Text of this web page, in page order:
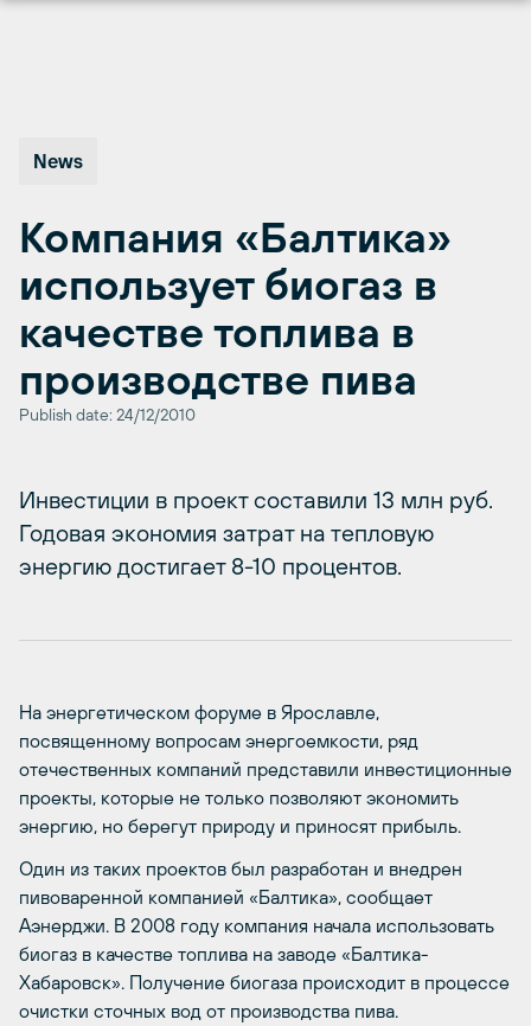
News
Компания «Балтика»
использует биогаз в
качестве топлива в
производстве пива
Publish date: 24/12/2010
Инвестиции в проект составили 13 млн руб.
Годовая экономия затрат на тепловую
энергию достигает 8-10 процентов.
На энергетическом форуме в Ярославле,
посвященному вопросам энергоемкости, ряд
отечественных компаний представили инвестиционные
проекты, которые не только позволяют экономить
энергию, но берегут природу и приносят прибыль.
Один из таких проектов был разработан и внедрен
пивоваренной компанией «Балтика», сообщает
Аэнерджи. В 2008 году компания начала использовать
биогаз в качестве топлива на заводе «Балтика-
Хабаровск». Получение биогаза происходит в процессе
очистки сточных вод от производства пива.